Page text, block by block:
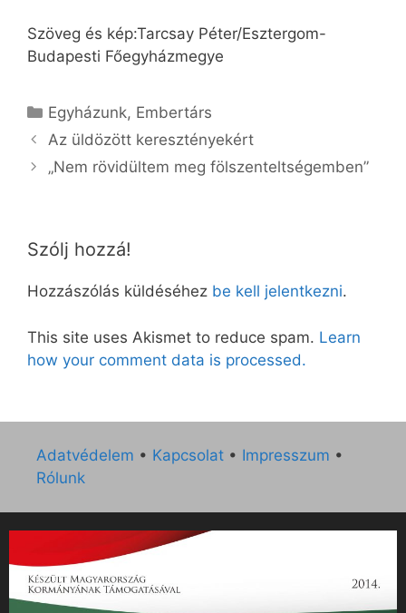
Szöveg és kép:Tarcsay Péter/Esztergom-
Budapesti Főegyházmegye
Kategória
Egyházunk, Embertárs
Az üldözött keresztényekért
„Nem rövidültem meg fölszenteltségemben”
Szólj hozzá!
Hozzászólás küldéséhez be kell jelentkezni.
This site uses Akismet to reduce spam. Learn
how your comment data is processed.
Adatvédelem • Kapcsolat • Impresszum •
Rólunk